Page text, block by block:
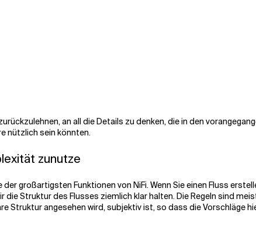
an all die Details zu denken, die in den
nützlich sein könnten.
zunutze
der großartigsten Funktionen von NiFi. Wenn Sie einen Fluss
Struktur des Flusses ziemlich klar halten. Die Regeln sind
Struktur angesehen wird, subjektiv ist, so dass die